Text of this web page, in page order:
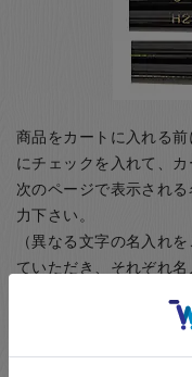
商品をカートに入れる
にチェックを入れて、カ
次のページで表示され
力下さい。
（異なる文字の名入れ
ていただき、それぞれ名
一膳につき400円+税（
作成期間を約1週間ほど
※珊瑚箸シリーズのみ一